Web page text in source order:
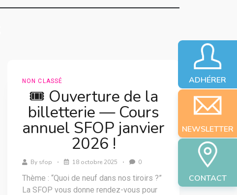
ADHÉRER
NEWSLETTER
CONTACT
NON CLASSÉ
🎟️ Ouverture de la
billetterie — Cours
annuel SFOP janvier
2026 !
By sfop 18 octobre 2025 0
Thème : “Quoi de neuf dans nos tiroirs ?”
La SFOP vous donne rendez-vous pour